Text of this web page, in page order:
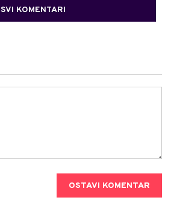
SVI KOMENTARI
OSTAVI KOMENTAR